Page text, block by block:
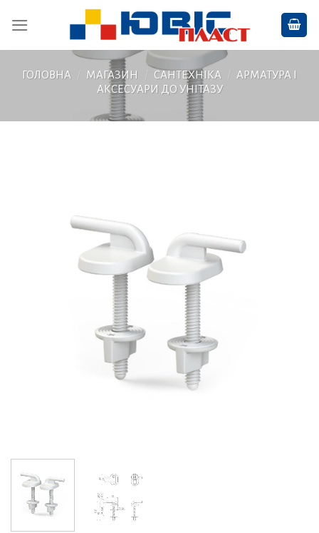
ГОЛОВНА МАГАЗИН САНТЕХНІКА
АРМАТУРА І
АКСЕСУАРИ ДО УНІТАЗУ